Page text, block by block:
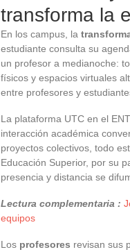
transforma la
En los campus, la
estudiante consulta su
un profesor a medianoche:
físicos y espacios virtuales
entre profesores y
La plataforma UTC en el
interacción académica
proyectos colectivos, todo
Educación Superior, por su
presencia y distancia se
Lectura complementaria :
equipos
Los profesores revisan sus